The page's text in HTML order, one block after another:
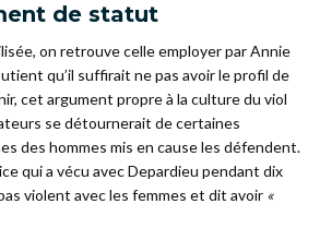
de statut
on retrouve celle employer par Annie
qu’il suffirait ne pas avoir le profil de
cet argument propre à la culture du viol
se détournerait de certaines
des hommes mis en cause les défendent.
qui a vécu avec Depardieu pendant dix
violent avec les femmes et dit avoir «